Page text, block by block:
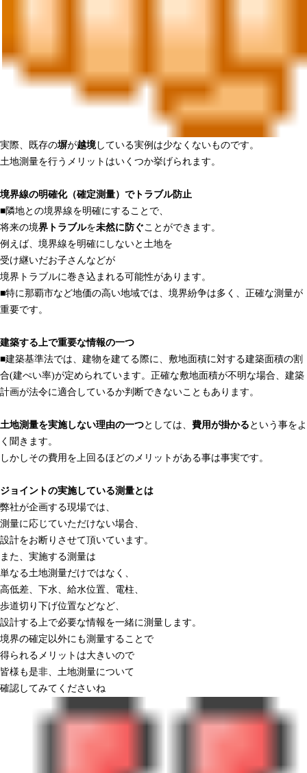
実際、既存の塀が越境している実例は少なくないものです。
土地測量を行うメリットはいくつか挙げられます。
境界線の明確化（確定測量）でトラブル防止
■隣地との境界線を明確にすることで、
将来の境界トラブルを未然に防ぐ ことができます。
例えば、境界線を明確にしないと土地を
受け継いだお子さんなどが
境界トラブルに巻き込まれる可能性があります。
■特に那覇市など地価の高い地域では、境界紛争は多く、正確な測量が
重要です。
建築する上で重要な情報の一つ
■建築基準法では、建物を建てる際に、敷地面積に対する建築面積の割
合(建ぺい率)が定められています。正確な敷地面積が不明な場合、建築
計画が法令に適合しているか判断できないこともあります。
土地測量を実施しない理由の一つとしては、 費用が掛かる という事をよ
く聞きます。
しかしその費用を上回るほどのメリットがある事は事実です。
ジョイントの実施している測量とは
弊社が企画する現場では、
測量に応じていただけない場合、
設計をお断りさせて頂いています。
また、実施する測量は
単なる土地測量だけではなく、
高低差、下水、給水位置、電柱、
歩道切り下げ位置などなど、
設計する上で必要な情報を一緒に測量します。
境界の確定以外にも測量することで
得られるメリットは大きいので
皆様も是非、土地測量について
確認してみてくださいね